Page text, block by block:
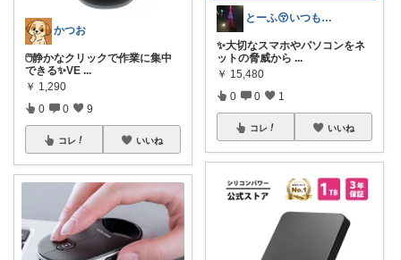
かつお
🖱️静かなクリックで作業に集中
できる✨VE ...
￥ 1,290
0 0 9
コレ いいね
とーふ😚いつもご購入感謝です🙇
✨大切なスマホやパソコンをネ
ットの脅威から ...
￥ 15,480
0 0 1
コレ いいね